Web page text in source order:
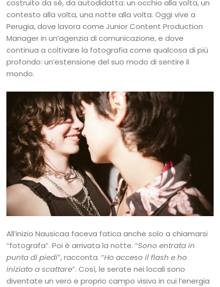
costruito da sé, da autodidatta: un occhio alla volta, un
contesto alla volta, una notte alla volta. Oggi vive a
Perugia, dove lavora come Junior Content Production
Manager in un’agenzia di comunicazione, e dove
continua a coltivare la fotografia come qualcosa di più
profondo: un’estensione del suo modo di sentire il
mondo.
All’inizio Nausicaa faceva fatica anche solo a chiamarsi
“fotografa”. Poi è arrivata la notte. “Sono entrata in
punta di piedi”, racconta. “Ho acceso il flash e ho
iniziato a scattare”. Così, le serate nei locali sono
diventate un vero e proprio campo visivo in cui l’energia